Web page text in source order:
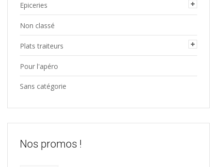
Epiceries
Non classé
Plats traiteurs
Pour l'apéro
Sans catégorie
Nos promos !